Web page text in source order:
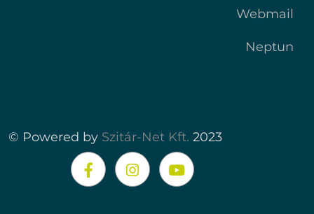
Webmail
Neptun
© Powered by Szitár-Net Kft. 2023